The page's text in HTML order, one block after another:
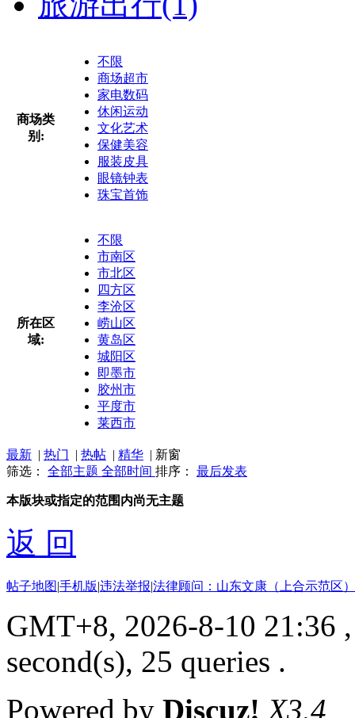
商场类
别:
不限
商场超市
家电数码
休闲运动
文化艺术
保健美容
服装皮具
眼镜钟表
珠宝首饰
所在区
域:
不限
市南区
市北区
四方区
李沧区
崂山区
黄岛区
城阳区
即墨市
胶州市
平度市
莱西市
最新 | 热门 | 热帖 | 精华 | 新窗
筛选： 全部主题 全部时间 排序： 最后发表
本版块或指定的范围内尚无主题
返 回
帖子地图|手机版|违法举报|法律顾问：山东文康（上合示范区
GMT+8, 2026-8-10 21:36
second(s), 25 queries .
Powered by Discuz! X3.4